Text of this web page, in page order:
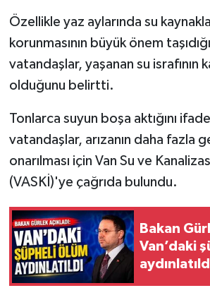
Özellikle yaz aylarında su
korunmasının büyük önem
vatandaşlar, yaşanan su israfının
olduğunu belirtti.
Tonlarca suyun boşa aktığını
vatandaşlar, arızanın daha fazla
onarılması için Van Su ve
(VASKİ)'ye çağrıda bulundu.
Bakan
Van’daki